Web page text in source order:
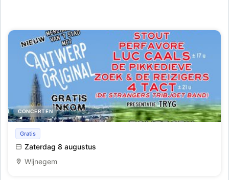
CONCERTEN
Antwaarpsen dag
Gratis
Zaterdag 8 augustus
Wijnegem